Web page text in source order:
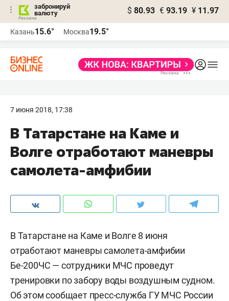
забронируй
валюту
$ 80.93 € 93.19 ¥ 11.97
Казань15.6° Москва19.5°
7 июня 2018, 17:38
В Татарстане на Каме и
Волге отработают маневры
самолета-амфибии
В Татарстане на Каме и Волге 8 июня
отработают маневры самолета-амфибии
Бе-200ЧС — сотрудники МЧС проведут
тренировки по забору воды воздушным судном.
Об этомсообщаетпресс-служба ГУ МЧС России